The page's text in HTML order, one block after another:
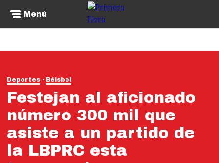
Menú
Deportes Béisbol
Festejan al aficionado
número 300 mil que
asiste a un partido de
la LBPRC esta